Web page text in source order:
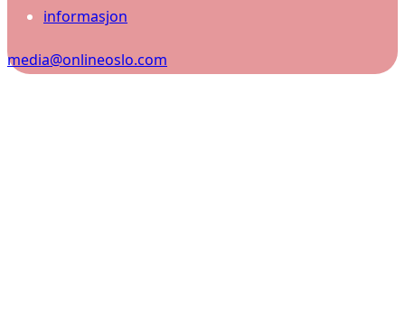
informasjon
media@onlineoslo.com